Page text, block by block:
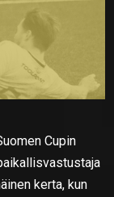
Cupin
kerta, kun